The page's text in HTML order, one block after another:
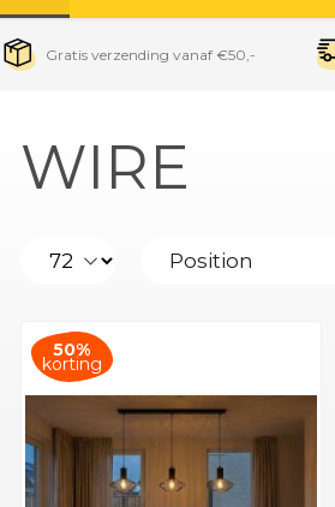
Gratis verzending vanaf €50,-
WIRE
50%
korting